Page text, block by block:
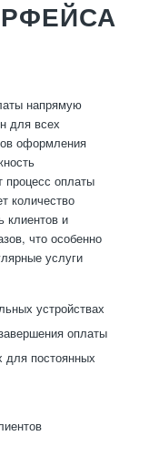
напрямую
для всех
оформления
процесс оплаты
количество
клиентов и
что особенно
услуги
устройствах
оплаты
для постоянных